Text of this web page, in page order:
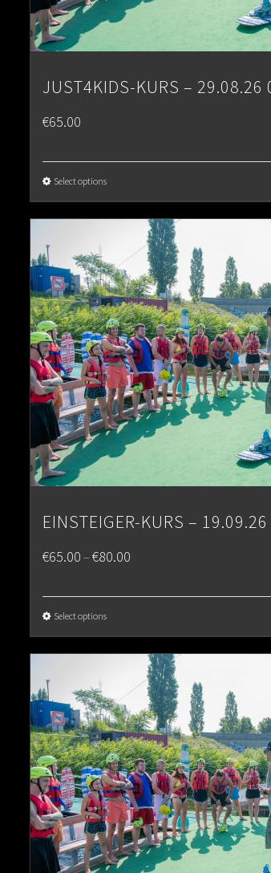
JUST4KIDS-KURS –
€65.00
Select options
EINSTEIGER-KURS –
€65.00–€80.00
€80.00
Select options